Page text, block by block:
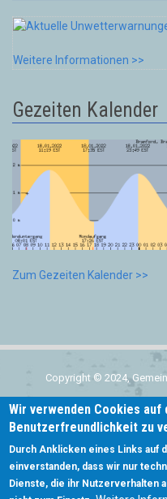
Weitere Informationen >>
Gezeiten Kalender
Zum Gezeiten Kalender >>
Copyright © 2024,
Subfooter
menu
Wir verwenden Cookies auf
Benutzerfreundlichkeit zu
Durch Anklicken eines Links auf
einverstanden, dass wir nur
Dienste, die ihr Nutzerverhalten